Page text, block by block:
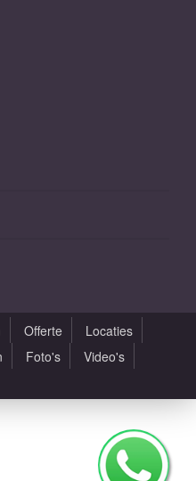
Offerte
Locaties
Foto's
Video's
Algemene voorwaarden
Zaallocaties |Design by